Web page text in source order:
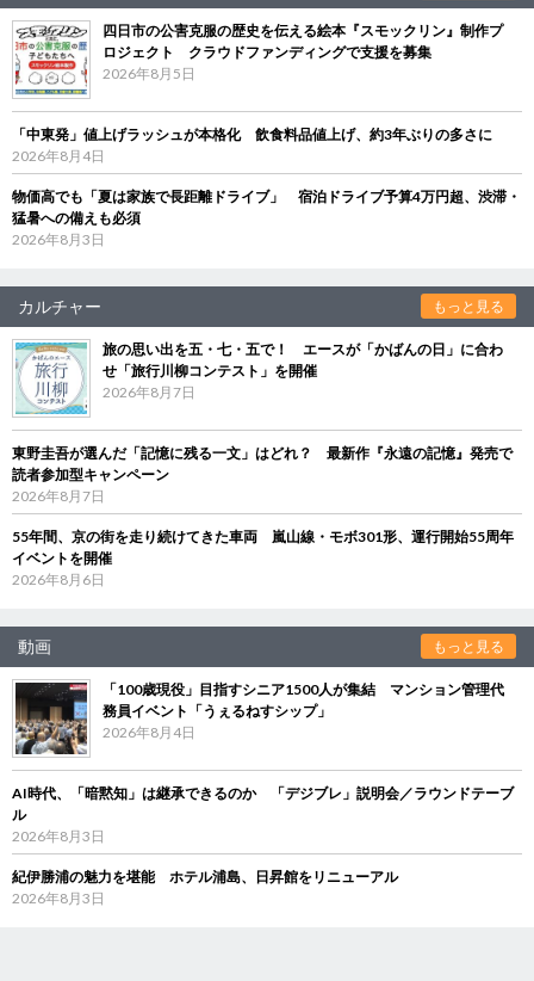
四日市の公害克服の歴史を伝える絵本『スモックリン』制作プ
ロジェクト クラウドファンディングで支援を募集
2026年8月5日
「中東発」値上げラッシュが本格化 飲食料品値上げ、約3年ぶりの多さに
2026年8月4日
物価高でも「夏は家族で長距離ドライブ」 宿泊ドライブ予算4万円超、渋滞・
猛暑への備えも必須
2026年8月3日
カルチャー もっと見る
旅の思い出を五・七・五で！ エースが「かばんの日」に合わ
せ「旅行川柳コンテスト」を開催
2026年8月7日
東野圭吾が選んだ「記憶に残る一文」はどれ？ 最新作『永遠の記憶』発売で
読者参加型キャンペーン
2026年8月7日
55年間、京の街を走り続けてきた車両 嵐山線・モボ301形、運行開始55周年
イベントを開催
2026年8月6日
動画 もっと見る
「100歳現役」目指すシニア1500人が集結 マンション管理代
務員イベント「うぇるねすシップ」
2026年8月4日
AI時代、「暗黙知」は継承できるのか 「デジブレ」説明会／ラウンドテーブ
ル
2026年8月3日
紀伊勝浦の魅力を堪能 ホテル浦島、日昇館をリニューアル
2026年8月3日